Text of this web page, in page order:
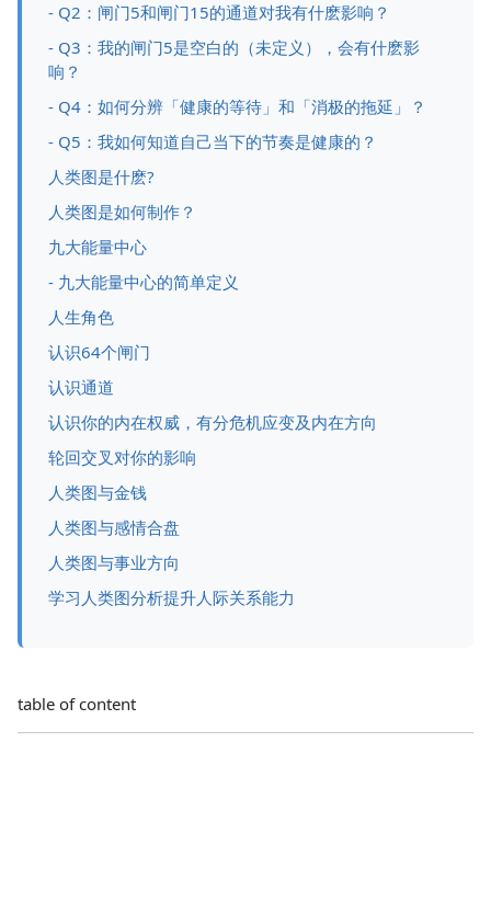
- Q2：闸门5和闸门15的通道对我有什麽影响？
- Q3：我的闸门5是空白的（未定义），会有什麽影
响？
- Q4：如何分辨「健康的等待」和「消极的拖延」？
- Q5：我如何知道自己当下的节奏是健康的？
人类图是什麽?
人类图是如何制作？
九大能量中心
- 九大能量中心的简单定义
人生角色
认识64个闸门
认识通道
认识你的内在权威，有分危机应变及内在方向
轮回交叉对你的影响
人类图与金钱
人类图与感情合盘
人类图与事业方向
学习人类图分析提升人际关系能力
table of content